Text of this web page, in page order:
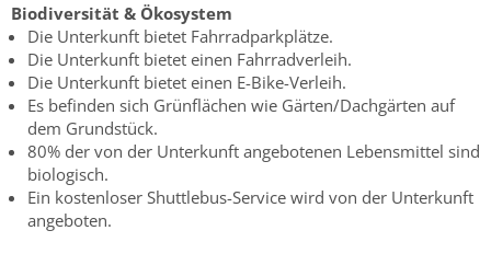
Biodiversität & Ökosystem
Die Unterkunft bietet Fahrradparkplätze.
Die Unterkunft bietet einen Fahrradverleih.
Die Unterkunft bietet einen E-Bike-Verleih.
Es befinden sich Grünflächen wie Gärten/Dachgärten auf
dem Grundstück.
80% der von der Unterkunft angebotenen Lebensmittel sind
biologisch.
Ein kostenloser Shuttlebus-Service wird von der Unterkunft
angeboten.